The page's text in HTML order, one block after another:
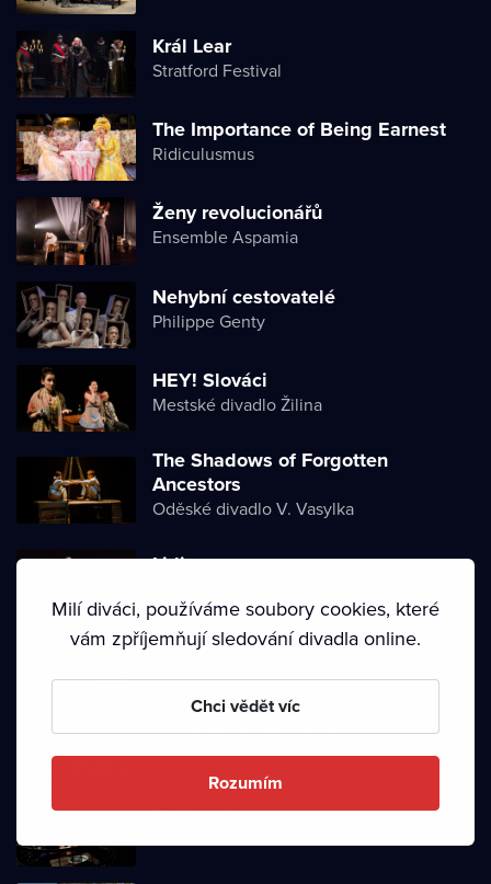
Král Lear
Stratford Festival
The Importance of Being Earnest
Ridiculusmus
Ženy revolucionářů
Ensemble Aspamia
Nehybní cestovatelé
Philippe Genty
HEY! Slováci
Mestské divadlo Žilina
The Shadows of Forgotten
Ancestors
Oděské divadlo V. Vasylka
Lidi
My Relatives and Other Scum
Viy. King of the Land
Dakh Theater
Psí bouda
Milí diváci, používáme soubory cookies, které
vám zpříjemňují sledování divadla online.
Chci vědět víc
Rozumím